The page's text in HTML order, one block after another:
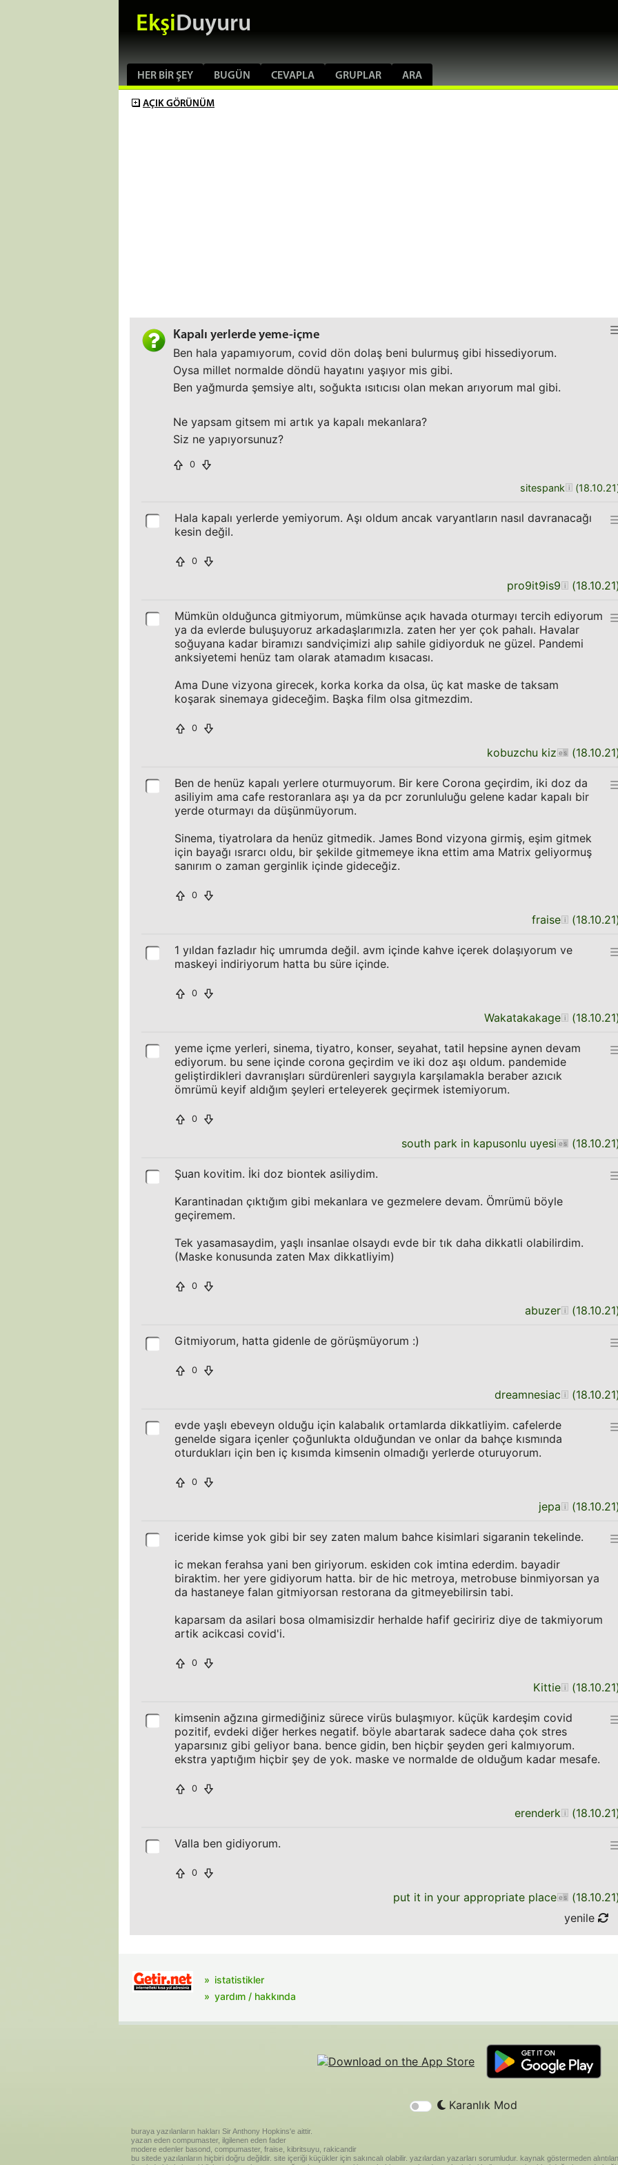
EkşiDuyuru
HER BIR ŞEY BUGÜN CEVAPLA GRUPLAR ARA
AÇIK GÖRÜNÜM
Kapalı yerlerde yeme-içme
Ben hala yapamıyorum, covid dön dolaş beni bulurmuş gibi hissediyorum.
Oysa millet normalde döndü hayatını yaşıyor mis gibi.
Ben yağmurda şemsiye altı, soğukta ısıtıcısı olan mekan arıyorum mal gibi.
Ne yapsam gitsem mi artık ya kapalı mekanlara?
Siz ne yapıyorsunuz?
0
sitespank (18.10.21
Hala kapalı yerlerde yemiyorum. Aşı oldum ancak varyantların nasıl davranacağı
kesin değil.
0
pro9it9is9 (18.10.21
Mümkün olduğunca gitmiyorum, mümkünse açık havada oturmayı tercih ediyorum
ya da evlerde buluşuyoruz arkadaşlarımızla. zaten her yer çok pahalı. Havalar
soğuyana kadar biramızı sandviçimizi alıp sahile gidiyorduk ne güzel. Pandemi
anksiyetemi henüz tam olarak atamadım kısacası.
Ama Dune vizyona girecek, korka korka da olsa, üç kat maske de taksam
koşarak sinemaya gideceğim. Başka film olsa gitmezdim.
0
kobuzchu kiz (18.10.21
Ben de henüz kapalı yerlere oturmuyorum. Bir kere Corona geçirdim, iki doz da
asiliyim ama cafe restoranlara aşı ya da pcr zorunluluğu gelene kadar kapalı bir
yerde oturmayı da düşünmüyorum.
Sinema, tiyatrolara da henüz gitmedik. James Bond vizyona girmiş, eşim gitmek
için bayağı ısrarcı oldu, bir şekilde gitmemeye ikna ettim ama Matrix geliyormuş
sanırım o zaman gerginlik içinde gideceğiz.
0
fraise (18.10.21
1 yıldan fazladır hiç umrumda değil. avm içinde kahve içerek dolaşıyorum ve
maskeyi indiriyorum hatta bu süre içinde.
0
Wakatakakage (18.10.21
yeme içme yerleri, sinema, tiyatro, konser, seyahat, tatil hepsine aynen devam
ediyorum. bu sene içinde corona geçirdim ve iki doz aşı oldum. pandemide
geliştirdikleri davranışları sürdürenleri saygıyla karşılamakla beraber azıcık
ömrümü keyif aldığım şeyleri erteleyerek geçirmek istemiyorum.
0
south park in kapusonlu uyesi (18.10.21
Şuan kovitim. İki doz biontek asiliydim.
Karantinadan çıktığım gibi mekanlara ve gezmelere devam. Ömrümü böyle
geçiremem.
Tek yasamasaydim, yaşlı insanlae olsaydı evde bir tık daha dikkatli olabilirdim.
(Maske konusunda zaten Max dikkatliyim)
0
abuzer (18.10.21
Gitmiyorum, hatta gidenle de görüşmüyorum :)
0
dreamnesiac (18.10.21
evde yaşlı ebeveyn olduğu için kalabalık ortamlarda dikkatliyim. cafelerde
genelde sigara içenler çoğunlukta olduğundan ve onlar da bahçe kısmında
oturdukları için ben iç kısımda kimsenin olmadığı yerlerde oturuyorum.
0
jepa (18.10.21
iceride kimse yok gibi bir sey zaten malum bahce kisimlari sigaranin tekelinde.
ic mekan ferahsa yani ben giriyorum. eskiden cok imtina ederdim. bayadir
biraktim. her yere gidiyorum hatta. bir de hic metroya, metrobuse binmiyorsan ya
da hastaneye falan gitmiyorsan restorana da gitmeyebilirsin tabi.
kaparsam da asilari bosa olmamisizdir herhalde hafif geciririz diye de takmiyorum
artik acikcasi covid'i.
0
Kittie (18.10.21
kimsenin ağzına girmediğiniz sürece virüs bulaşmıyor. küçük kardeşim covid
pozitif, evdeki diğer herkes negatif. böyle abartarak sadece daha çok stres
yaparsınız gibi geliyor bana. bence gidin, ben hiçbir şeyden geri kalmıyorum.
ekstra yaptığım hiçbir şey de yok. maske ve normalde de olduğum kadar mesafe.
0
erenderk (18.10.21
Valla ben gidiyorum.
0
put it in your appropriate place (18.10.21
yenile
istatistikler
yardım / hakkında
Karanlık Mod
buraya yazılanların hakları Sir Anthony Hopkins'e aittir.
yazan eden compumaster, ilgilenen eden fader
modere edenler basond, compumaster, fraise, kibritsuyu, rakicandir
bu sitede yazılanların hiçbiri doğru değildir. site içeriği küçükler için sakıncalı olabilir. yazılardan yazarları sorumludur. kaynak göstermeden